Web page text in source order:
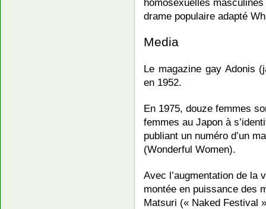
drame populaire adapté
Media
Le magazine gay Adonis
en 1952.
En 1975, douze femmes
femmes au Japon à
publiant un numéro d’un
(Wonderful Women).
Avec l’augmentation de la
montée en puissance des
Matsuri (« Naked Festival